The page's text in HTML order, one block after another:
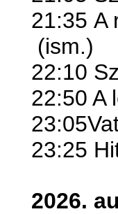
21:35 A
(ism.)
22:10
22:50 A
23:25
2026.